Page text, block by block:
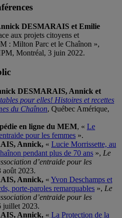
DESMARAIS et Emilie
aux projets citoyens et
: Milton Parc et le Chaînon »,
Montréal, 3 juin 2022.
DESMARAIS, Annick et
pour elles! Histoires et recettes
du Chaînon, Québec Amérique,
en ligne du MEM, « Le
pour les femmes ».
Annick, « Lucie Morrissette, au
pendant plus de 70 ans », Le
d’entraide pour les
août 2023.
Annick, « Yvon Deschamps et
porte-paroles remarquables », Le
d’entraide pour les
juillet 2023.
Annick, « La Protection de la